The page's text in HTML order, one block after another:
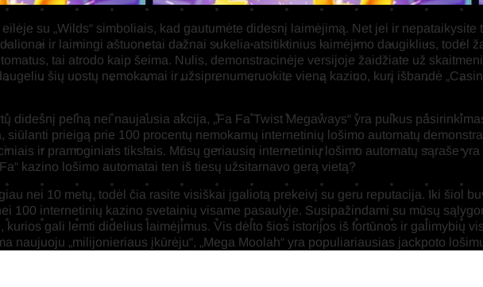
su „Wilds“ simboliais, kad gautumėte didesnį laimėjimą. Net jei ir nepataikysite
ir laimingi aštuonetai dažnai sukelia atsitiktinius laimėjimo daugiklius, todėl
tai atrodo kaip šeima. Nulis, demonstracinėje versijoje žaidžiate už
šių uostų nemokamai ir užsiprenumeruokite vieną kazino, kurį išbandė
didesnį pelną nei naujausia akcija, „Fa Fa Twist Megaways“ yra puikus
siūlanti prieigą prie 100 procentų nemokamų internetinių lošimo automatų
ir pramoginiais tikslais. Mūsų geriausių internetinių lošimo automatų sąraše
kazino lošimo automatai ten iš tiesų užsitarnavo gerą vietą?
nei 10 metų, todėl čia rasite visiškai įgaliotą prekeivį su geru reputacija. Iki šiol
100 internetinių kazino svetainių visame pasaulyje. Susipažindami su mūsų
gali lemti didelius laimėjimus. Vis dėlto šios istorijos iš fortūnos ir galimybių
naujuoju „milijonieriaus įkūrėju“, „Mega Moolah“ yra populiariausias jackpoto